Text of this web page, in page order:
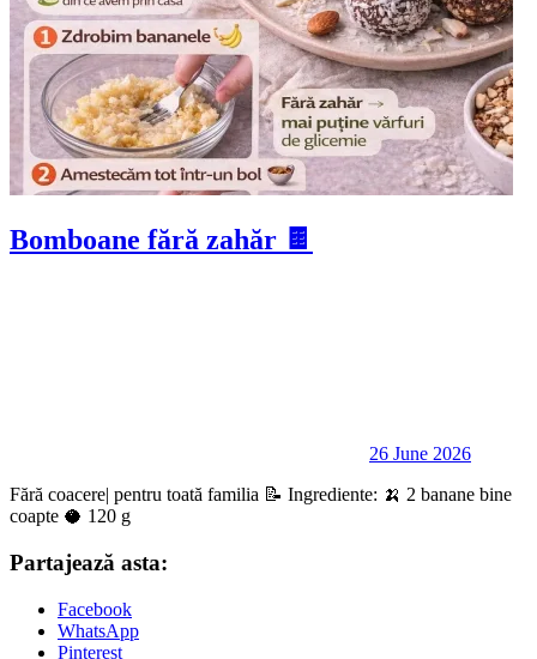
Bomboane fără zahăr 🍫
26 June 2026
Fără coacere| pentru toată familia 📝 Ingrediente: 🍌 2 banane bine
coapte 🥥 120 g
Partajează asta:
Facebook
WhatsApp
Pinterest